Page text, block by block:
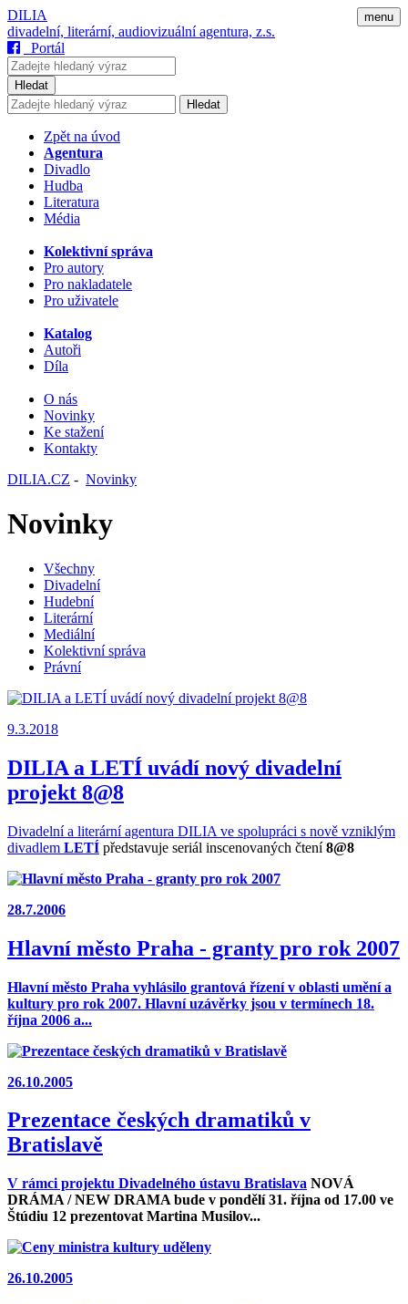
menu
DILIA
divadelní, literární, audiovizuální agentura, z.s.
Portál
Hledat
Hledat
Zpět na úvod
Agentura
Divadlo
Hudba
Literatura
Média
Kolektivní správa
Pro autory
Pro nakladatele
Pro uživatele
Katalog
Autoři
Díla
O nás
Novinky
Ke stažení
Kontakty
DILIA.CZ - Novinky
Novinky
Všechny
Divadelní
Hudební
Literární
Mediální
Kolektivní správa
Právní
9.3.2018
DILIA a LETÍ uvádí nový divadelní
projekt 8@8
Divadelní a literární agentura DILIA ve spolupráci s nově vzniklým
divadlem LETÍ představuje seriál inscenovaných čtení8@8
28.7.2006
Hlavní město Praha - granty pro rok 2007
Hlavní město Praha vyhlásilo grantová řízení v oblasti umění a
kultury pro rok 2007. Hlavní uzávěrky jsou v termínech 18.
října 2006 a...
26.10.2005
Prezentace českých dramatiků v
Bratislavě
V rámci projektu Divadelného ústavu Bratislava NOVÁ
DRÁMA / NEW DRAMA bude v pondělí31. října od 17.00 ve
Štúdiu 12 prezentovat Martina Musilov...
26.10.2005